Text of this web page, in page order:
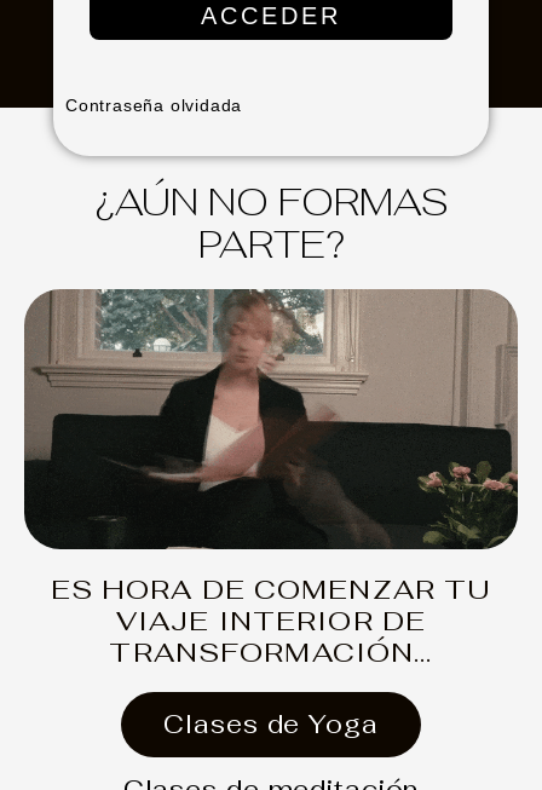
Contraseña olvidada
¿AÚN NO FORMAS
PARTE?
ES HORA DE COMENZAR TU
VIAJE INTERIOR DE
TRANSFORMACIÓN...
Clases de Yoga